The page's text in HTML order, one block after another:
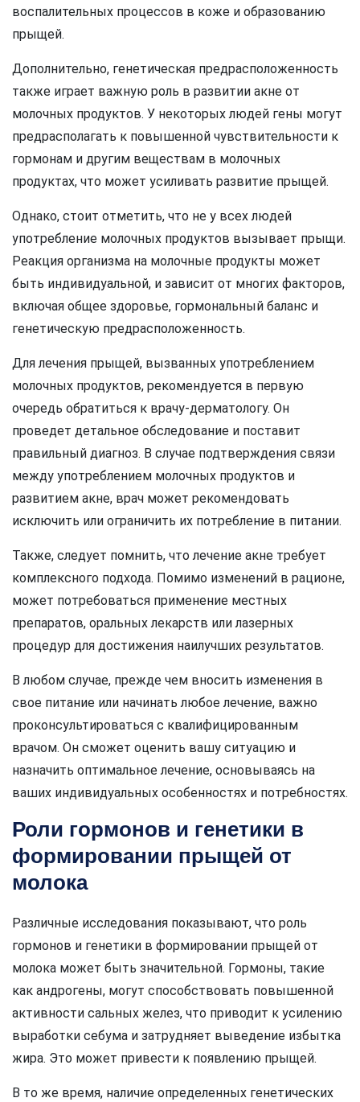
воспалительных процессов в коже и образованию
прыщей.
Дополнительно, генетическая предрасположенность
также играет важную роль в развитии акне от
молочных продуктов. У некоторых людей гены могут
предрасполагать к повышенной чувствительности к
гормонам и другим веществам в молочных
продуктах, что может усиливать развитие прыщей.
Однако, стоит отметить, что не у всех людей
употребление молочных продуктов вызывает прыщи.
Реакция организма на молочные продукты может
быть индивидуальной, и зависит от многих факторов,
включая общее здоровье, гормональный баланс и
генетическую предрасположенность.
Для лечения прыщей, вызванных употреблением
молочных продуктов, рекомендуется в первую
очередь обратиться к врачу-дерматологу. Он
проведет детальное обследование и поставит
правильный диагноз. В случае подтверждения связи
между употреблением молочных продуктов и
развитием акне, врач может рекомендовать
исключить или ограничить их потребление в питании.
Также, следует помнить, что лечение акне требует
комплексного подхода. Помимо изменений в рационе,
может потребоваться применение местных
препаратов, оральных лекарств или лазерных
процедур для достижения наилучших результатов.
В любом случае, прежде чем вносить изменения в
свое питание или начинать любое лечение, важно
проконсультироваться с квалифицированным
врачом. Он сможет оценить вашу ситуацию и
назначить оптимальное лечение, основываясь на
ваших индивидуальных особенностях и потребностях.
Роли гормонов и генетики в
формировании прыщей от
молока
Различные исследования показывают, что роль
гормонов и генетики в формировании прыщей от
молока может быть значительной. Гормоны, такие
как андрогены, могут способствовать повышенной
активности сальных желез, что приводит к усилению
выработки себума и затрудняет выведение избытка
жира. Это может привести к появлению прыщей.
В то же время, наличие определенных генетических